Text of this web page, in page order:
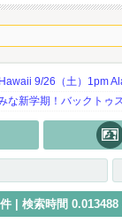
9/26（土）1pm
な新学期！バックトゥ
| 検索時間 0.013488